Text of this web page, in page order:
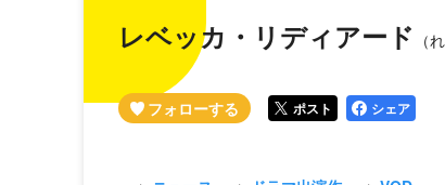
レベッカ・リディアード （
ポスト シェア